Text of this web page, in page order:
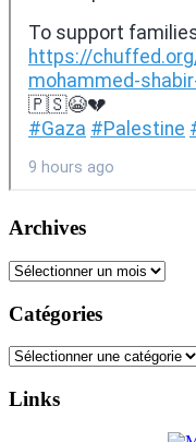
Archives
Archives
Catégories
Catégories
Links